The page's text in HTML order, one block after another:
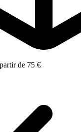
de 75 €